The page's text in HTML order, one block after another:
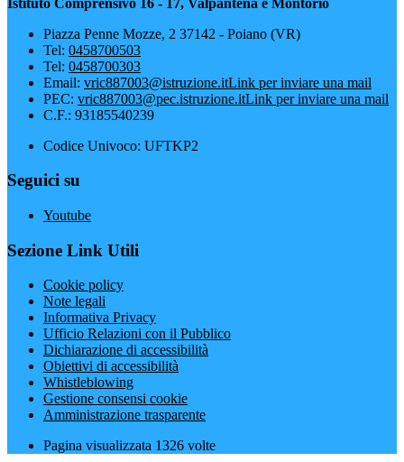
Piazza Penne Mozze, 2 37142 - Poiano (VR)
Tel: 0458700503
Tel: 0458700303
Email: vric887003@istruzione.itLink per inviare una mail
PEC: vric887003@pec.istruzione.itLink per inviare una mail
C.F.: 93185540239
Codice Univoco: UFTKP2
Seguici su
Youtube
Sezione Link Utili
Cookie policy
Note legali
Informativa Privacy
Ufficio Relazioni con il Pubblico
Dichiarazione di accessibilità
Obiettivi di accessibilità
Whistleblowing
Gestione consensi cookie
Amministrazione trasparente
Pagina visualizzata 1326 volte